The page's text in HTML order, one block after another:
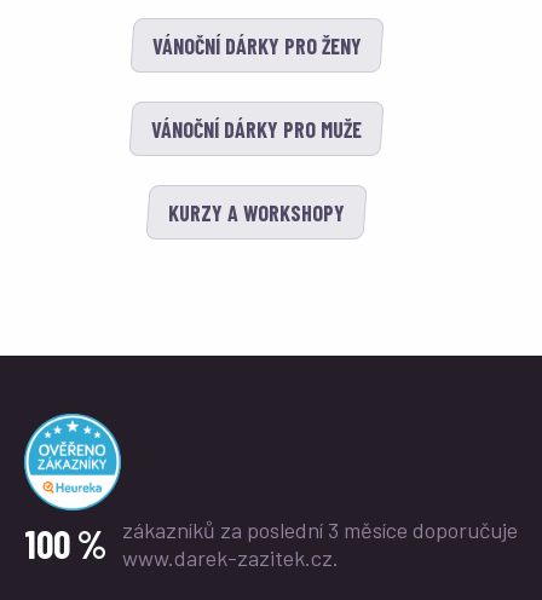
VÁNOČNÍ DÁRKY PRO ŽENY
VÁNOČNÍ DÁRKY PRO MUŽE
KURZY A WORKSHOPY
100 % zákazníků za poslední 3 měsíce doporučuje
www.darek-zazitek.cz.